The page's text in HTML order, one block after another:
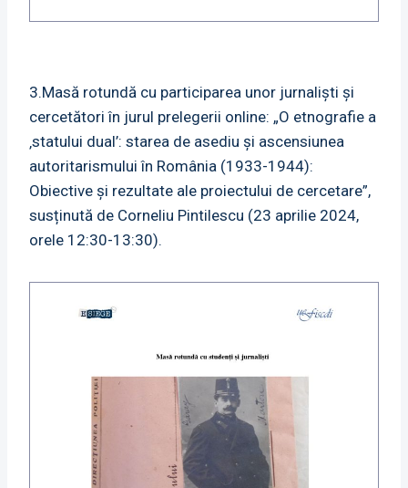
3.Masă rotundă cu participarea unor jurnaliști și
cercetători în jurul prelegerii online: „O etnografie a
‚statului dual’: starea de asediu și ascensiunea
autoritarismului în România (1933-1944):
Obiective și rezultate ale proiectului de cercetare”,
susținută de Corneliu Pintilescu (23 aprilie 2024,
orele 12:30-13:30).